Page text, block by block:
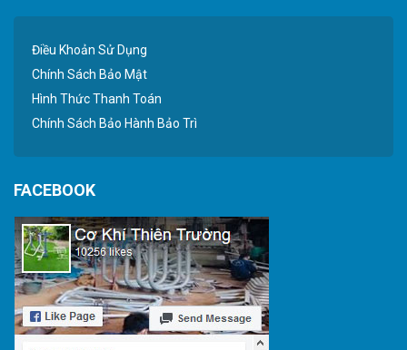
Điều Khoản Sử Dụng
Chính Sách Bảo Mật
Hình Thức Thanh Toán
Chính Sách Bảo Hành Bảo Trì
FACEBOOK